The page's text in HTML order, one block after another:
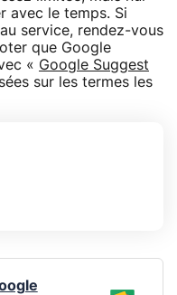
avec le temps. Si
service, rendez-vous
que Google
« Google Suggest
sur les termes les